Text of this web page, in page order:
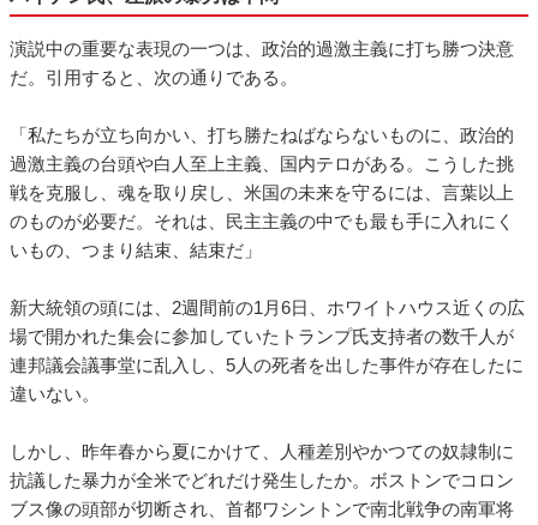
演説中の重要な表現の一つは、政治的過激主義に打ち勝つ決意
だ。引用すると、次の通りである。
「私たちが立ち向かい、打ち勝たねばならないものに、政治的
過激主義の台頭や白人至上主義、国内テロがある。こうした挑
戦を克服し、魂を取り戻し、米国の未来を守るには、言葉以上
のものが必要だ。それは、民主主義の中でも最も手に入れにく
いもの、つまり結束、結束だ」
新大統領の頭には、2週間前の1月6日、ホワイトハウス近くの広
場で開かれた集会に参加していたトランプ氏支持者の数千人が
連邦議会議事堂に乱入し、5人の死者を出した事件が存在したに
違いない。
しかし、昨年春から夏にかけて、人種差別やかつての奴隷制に
抗議した暴力が全米でどれだけ発生したか。ボストンでコロン
ブス像の頭部が切断され、首都ワシントンで南北戦争の南軍将